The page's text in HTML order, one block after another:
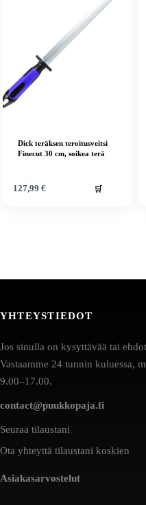
Dick teräksen teroitusveitsi
Finecut 30 cm, soikea terä
127,99€ 🛒
YHTEYSTIEDOT
Jos sinulla on kysyttävää tai
Vastaamme 24 tunnin kuluessa,
9.00–17.00.
contact@puukkopaja.fi
Seuraa tilaustani
Ota yhteyttä tilaustani koskien
Asiakasarvostelut